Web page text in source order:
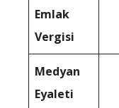
Emlak
Vergisi
Medyan
Eyaleti